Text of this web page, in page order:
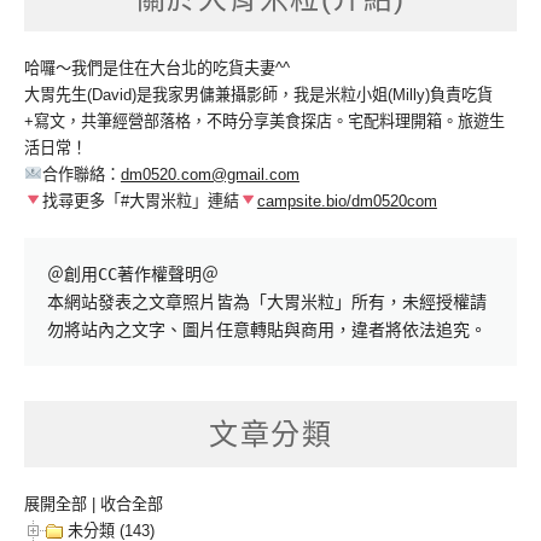
哈囉～我們是住在大台北的吃貨夫妻^^
大胃先生(David)是我家男傭兼攝影師，我是米粒小姐(Milly)負責吃貨
+寫文，共筆經營部落格，不時分享美食探店。宅配料理開箱。旅遊生
活日常！
合作聯絡： dm0520.com@gmail.com
找尋更多「#大胃米粒」連結
campsite.bio/dm0520com
＠創用CC著作權聲明＠
本網站發表之文章照片皆為「大胃米粒」所有，未經授權請
勿將站內之文字、圖片任意轉貼與商用，違者將依法追究。
文章分類
展開全部 | 收合全部
未分類 (143)